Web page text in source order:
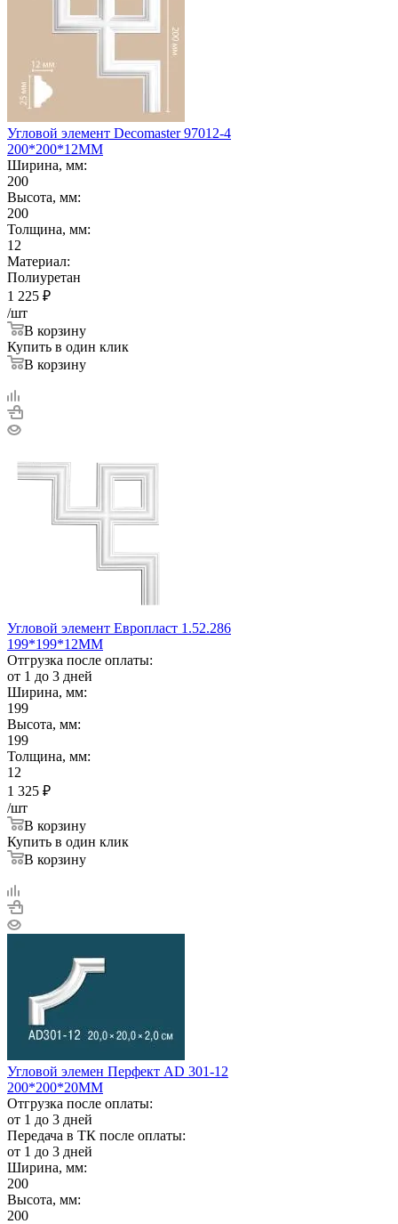
Угловой элемент Decomaster 97012-4
200*200*12ММ
Ширина, мм:
200
Высота, мм:
200
Толщина, мм:
12
Материал:
Полиуретан
1 225 ₽
/шт
В корзину
Купить в один клик
В корзину
Угловой элемент Европласт 1.52.286
199*199*12ММ
Отгрузка после оплаты:
от 1 до 3 дней
Ширина, мм:
199
Высота, мм:
199
Толщина, мм:
12
1 325 ₽
/шт
В корзину
Купить в один клик
В корзину
Угловой элемен Перфект AD 301-12
200*200*20ММ
Отгрузка после оплаты:
от 1 до 3 дней
Передача в ТК после оплаты:
от 1 до 3 дней
Ширина, мм:
200
Высота, мм:
200